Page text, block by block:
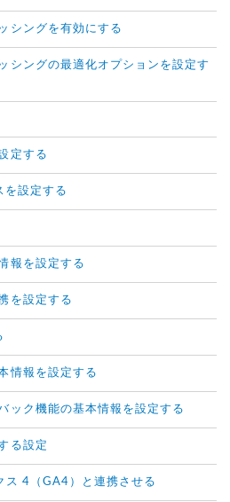
シングを有効にする
シングの最適化オプションを設定す
定する
を設定する
報を設定する
を設定する
情報を設定する
ック機能の基本情報を設定する
る設定
ス 4（GA4）と連携させる